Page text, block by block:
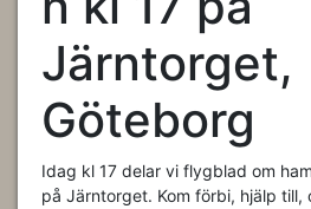
Järntorget,
Göteborg
Idag kl 17 delar vi flygblad om
på Järntorget. Kom förbi, hjälp till,